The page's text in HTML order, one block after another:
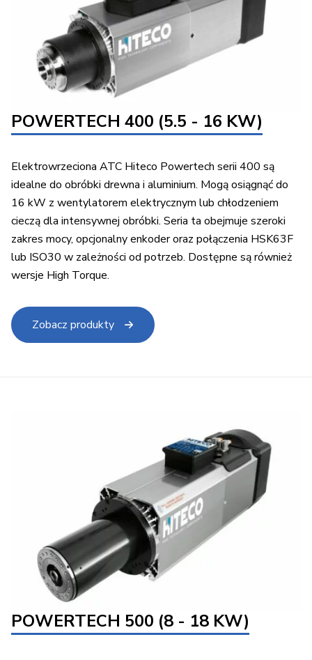
POWERTECH 400 (5.5 - 16 KW)
Elektrowrzeciona ATC Hiteco Powertech serii 400 są
idealne do obróbki drewna i aluminium. Mogą osiągnąć do
16 kW z wentylatorem elektrycznym lub chłodzeniem
cieczą dla intensywnej obróbki. Seria ta obejmuje szeroki
zakres mocy, opcjonalny enkoder oraz połączenia HSK63F
lub ISO30 w zależności od potrzeb. Dostępne są również
wersje High Torque.
Zobacz produkty
POWERTECH 500 (8 - 18 KW)